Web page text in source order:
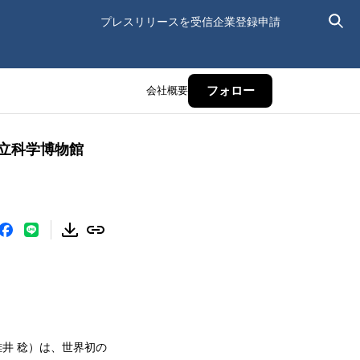
プレスリリースを受信企業登録申請
会社概要 フォロー
科学博物館
稔）は、世界初の